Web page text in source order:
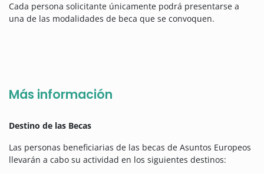
Cada persona solicitante únicamente podrá presentarse a
una de las modalidades de beca que se convoquen.
Más información
Destino de las Becas
Las personas beneficiarias de las becas de Asuntos Europeos
llevarán a cabo su actividad en los siguientes destinos: